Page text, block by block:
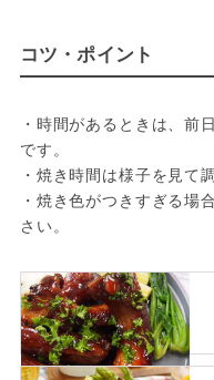
コツ・ポイント
・時間があるときは、前
です。
・焼き時間は様子を見て
・焼き色がつきすぎる場
さい。